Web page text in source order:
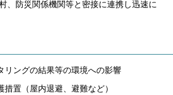
、防災関係機関等と密接に連携し迅速に
リングの結果等の環境への影響
置（屋内退避、避難など）